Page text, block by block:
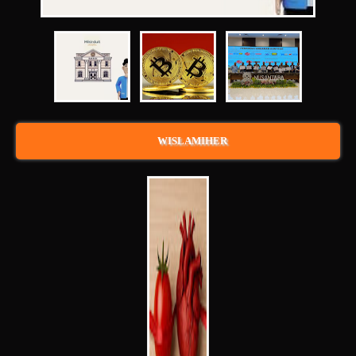
WISLAMIHER